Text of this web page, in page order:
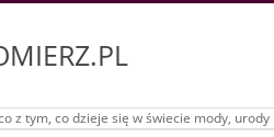
z tym, co dzieje się w świecie mody, urody